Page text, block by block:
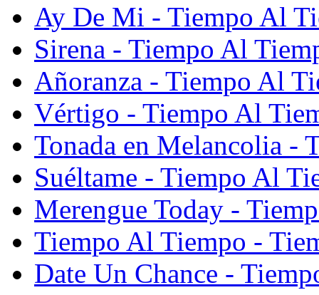
Ay De Mi - Tiempo Al
Sirena - Tiempo Al
Añoranza - Tiempo Al
Vértigo - Tiempo Al
Tonada en Melancolia -
Suéltame - Tiempo Al
Merengue Today -
Tiempo Al Tiempo -
Date Un Chance -